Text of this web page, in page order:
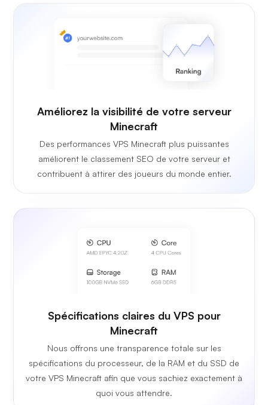
Améliorez la visibilité de votre serveur
Minecraft
Des performances VPS Minecraft plus puissantes
améliorent le classement SEO de votre serveur et
contribuent à attirer des joueurs du monde entier.
Spécifications claires du VPS pour
Minecraft
Nous offrons une transparence totale sur les
spécifications du processeur, de la RAM et du SSD de
votre VPS Minecraft afin que vous sachiez exactement à
quoi vous attendre.